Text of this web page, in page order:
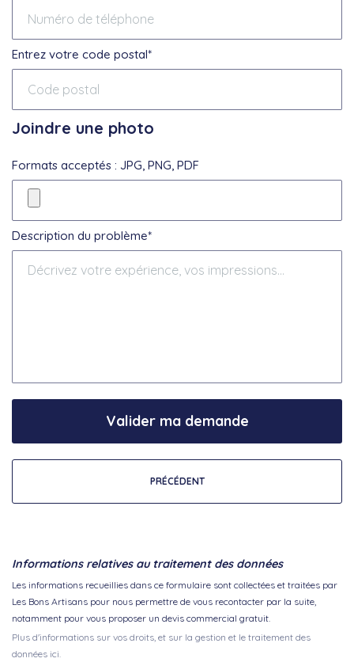
Entrez votre code postal*
Joindre une photo
Formats acceptés : JPG, PNG, PDF
Description du problème*
PRÉCÉDENT
Valider ma demande
Informations relatives au traitement des données
Les informations recueillies dans ce formulaire sont collectées et traitées par
Les Bons Artisans pour nous permettre de vous recontacter par la suite,
notamment pour vous proposer un devis commercial gratuit.
Plus d'informations sur vos droits, et sur la gestion et le traitement des
données ici.